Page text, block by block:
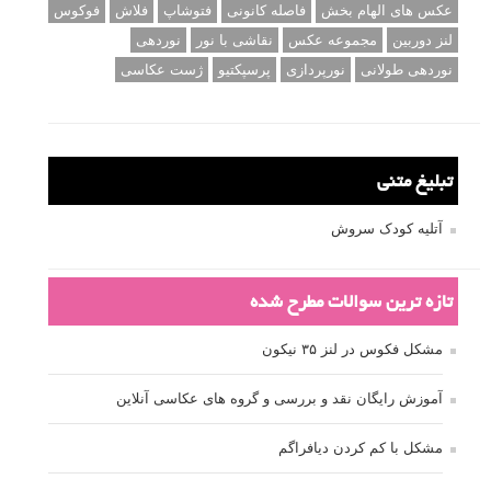
عکس های الهام بخش
فاصله کانونی فتوشاپ فلاش
فوکوس
لنز دوربین
مجموعه عکس نقاشی با نور
نوردهی
نوردهی طولانی
نورپردازی پرسپکتیو ژست عکاسی
تبلیغ متنی
آتلیه کودک سروش
تازه ترین سوالات مطرح شده
مشکل فکوس در لنز ۳۵ نیکون
آموزش رایگان نقد و بررسی و گروه های عکاسی آنلاین
مشکل با کم کردن دیافراگم